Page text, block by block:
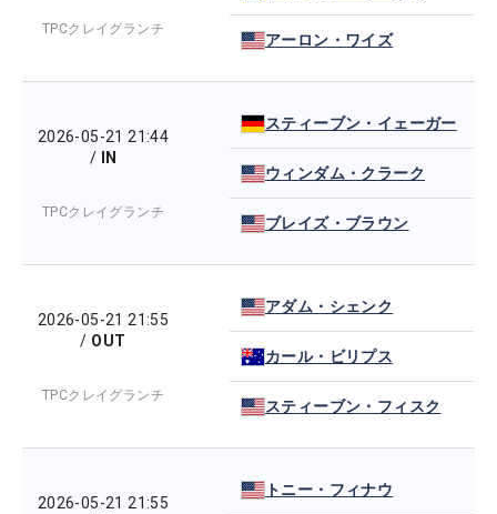
TPCクレイグランチ
アーロン・ワイズ
2026-05-21 21:44
/
IN
TPCクレイグランチ
スティーブン・イェーガー
ウィンダム・クラーク
ブレイズ・ブラウン
2026-05-21 21:55
/ OUT
TPCクレイグランチ
アダム・シェンク
カール・ビリプス
スティーブン・フィスク
2026-05-21 21:55
トニー・フィナウ